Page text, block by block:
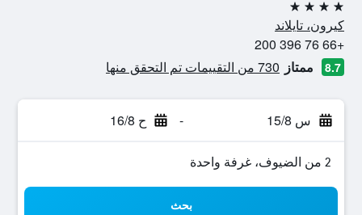
4 نجوم
كيرون، تايلاند
+66 76 396 200
8.7 ممتاز 730 من التقييمات تم التحقق منها
س 15/8 - ح 16/8
2 من الضيوف، غرفة واحدة
بحث